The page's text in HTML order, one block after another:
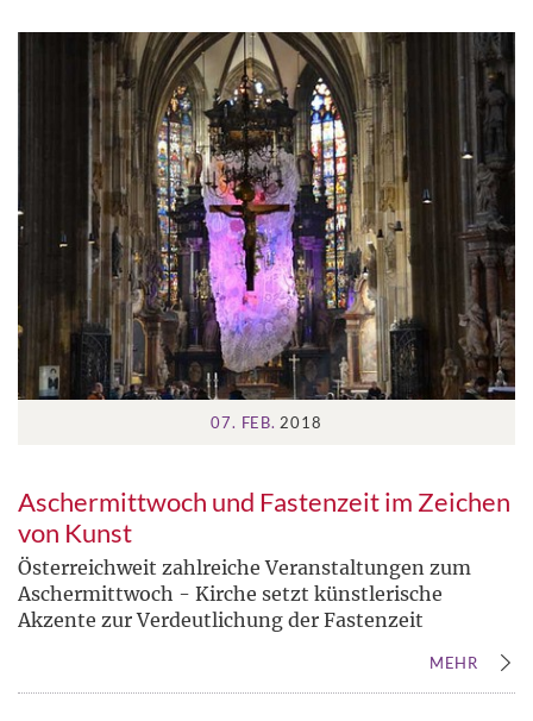
07. FEB. 2018
Aschermittwoch und Fastenzeit im Zeichen
von Kunst
Österreichweit zahlreiche Veranstaltungen zum
Aschermittwoch - Kirche setzt künstlerische
Akzente zur Verdeutlichung der Fastenzeit
MEHR